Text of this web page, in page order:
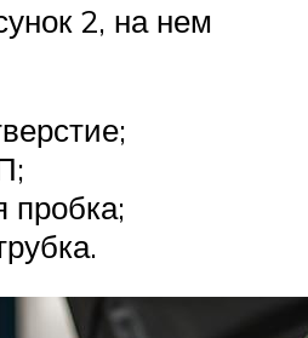
2, на нем
пробка;